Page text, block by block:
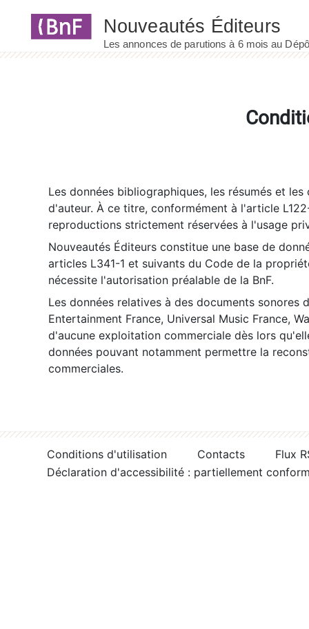
Les données bibliographiques, les résumés et
d'auteur. À ce titre, conformément à l'article
reproductions strictement réservées à l'usage
Nouveautés Éditeurs constitue une base de
articles L341-1 et suivants du Code de la
nécessite l'autorisation préalable de la BnF.
Les données relatives à des documents sonores
Entertainment France, Universal Music France,
d'aucune exploitation commerciale dès lors
données pouvant notamment permettre la
commerciales.
Conditions d'utilisation Contacts
Flux
Déclaration d'accessibilité : partiellement